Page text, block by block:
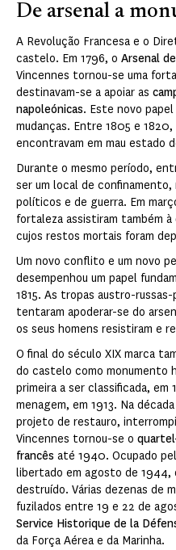
De arsenal a
A Revolução Francesa e o
castelo. Em 1796, o Arsenal
Vincennes tornou-se uma
destinavam-se a apoiar as
napoleónicas. Este novo
mudanças. Entre 1805 e
encontravam em mau estado
Durante o mesmo período,
ser um local de confinamento,
políticos e de guerra. Em
fortaleza assistiram também à
cujos restos mortais foram
Um novo conflito e um novo
desempenhou um papel
1815. As tropas austro-
tentaram apoderar-se do
os seus homens resistiram e
O final do século XIX marca
do castelo como monumento
primeira a ser classificada, em
menagem, em 1913. Na
projeto de restauro,
Vincennes tornou-se o
francês até 1940. Ocupado
libertado em agosto de
destruído. Várias dezenas de
fuzilados entre 19 e 22 de
Service Historique de la
da Força Aérea e da Marinha.